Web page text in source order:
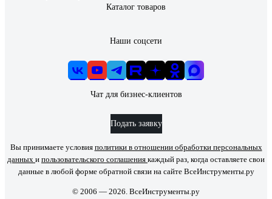
Каталог товаров
Наши соцсети
Чат для бизнес-клиентов
Подать заявку
Вы принимаете условия политики в отношении обработки персональных
данных и пользовательского соглашения каждый раз, когда оставляете свои
данные в любой форме обратной связи на сайте ВсеИнструменты.ру
© 2006 — 2026. ВсеИнструменты.ру